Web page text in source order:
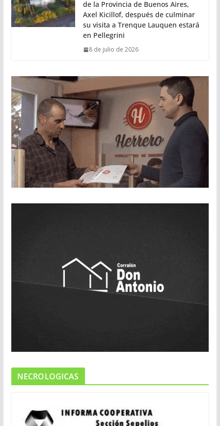
de la Provincia de Buenos Aires,
Axel Kicillof, después de culminar
su visita a Trenque Lauquen estará
en Pellegrini
8 de julio de 2026
NECROLOGICAS